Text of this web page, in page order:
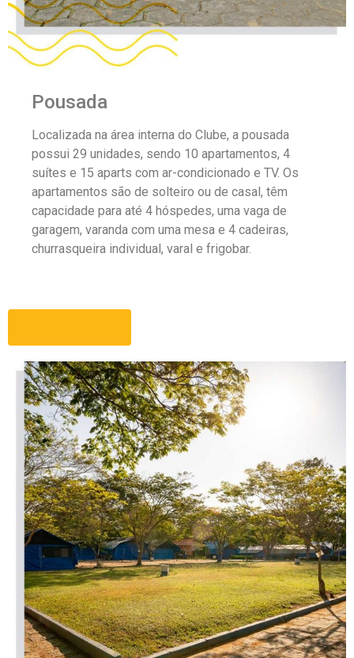
Pousada
Localizada na área interna do Clube, a pousada
possui 29 unidades, sendo 10 apartamentos, 4
suítes e 15 aparts com ar-condicionado e TV. Os
apartamentos são de solteiro ou de casal, têm
capacidade para até 4 hóspedes, uma vaga de
garagem, varanda com uma mesa e 4 cadeiras,
churrasqueira individual, varal e frigobar.